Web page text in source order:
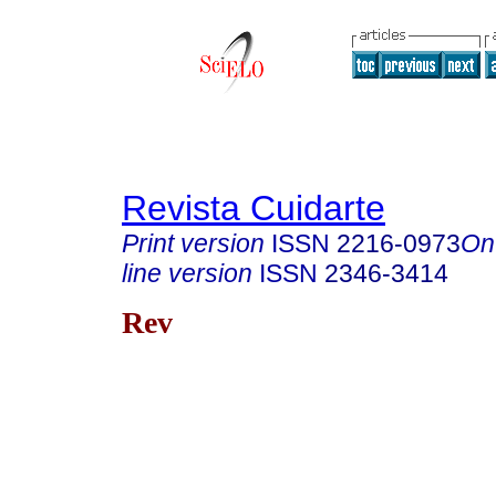
Revista Cuidarte
Print version ISSN 2216-0973
line version ISSN 2346-3414
Rev